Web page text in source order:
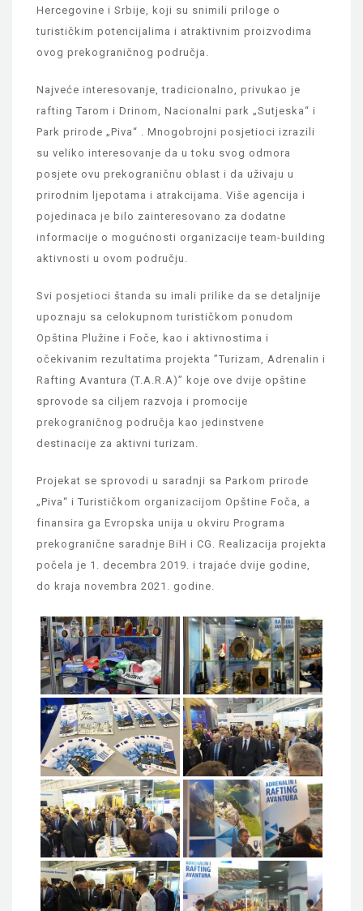
Hercegovine i Srbije, koji su snimili priloge o
turističkim potencijalima i atraktivnim proizvodima
ovog prekograničnog područja.
Najveće interesovanje, tradicionalno, privukao je
rafting Tarom i Drinom, Nacionalni park „Sutjeska“ i
Park prirode „Piva“ . Mnogobrojni posjetioci izrazili
su veliko interesovanje da u toku svog odmora
posjete ovu prekograničnu oblast i da uživaju u
prirodnim ljepotama i atrakcijama. Više agencija i
pojedinaca je bilo zainteresovano za dodatne
informacije o mogućnosti organizacije team-building
aktivnosti u ovom području.
Svi posjetioci štanda su imali prilike da se detaljnije
upoznaju sa celokupnom turističkom ponudom
Opština Plužine i Foče, kao i aktivnostima i
očekivanim rezultatima projekta ”Turizam, Adrenalin i
Rafting Avantura (T.A.R.A)” koje ove dvije opštine
sprovode sa ciljem razvoja i promocije
prekograničnog područja kao jedinstvene
destinacije za aktivni turizam.
Projekat se sprovodi u saradnji sa Parkom prirode
„Piva“ i Turističkom organizacijom Opštine Foča, a
finansira ga Evropska unija u okviru Programa
prekogranične saradnje BiH i CG. Realizacija projekta
počela je 1. decembra 2019. i trajaće dvije godine,
do kraja novembra 2021. godine.